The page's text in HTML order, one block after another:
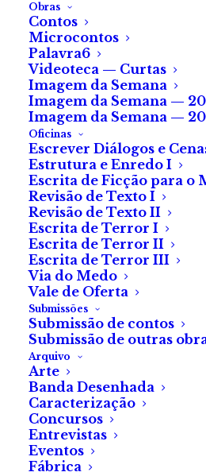
Obras
Contos
Microcontos
Palavra6
Videoteca — Curtas
Imagem da Semana
Imagem da Semana —
Imagem da Semana —
Oficinas
Escrever Diálogos e
Estrutura e Enredo I
Escrita de Ficção para o
Revisão de Texto I
Revisão de Texto II
Escrita de Terror I
Escrita de Terror II
Escrita de Terror III
Via do Medo
Vale de Oferta
Submissões
Submissão de contos
Submissão de outras
Arquivo
Arte
Banda Desenhada
Caracterização
Concursos
Entrevistas
Eventos
Fábrica
A Amendoeira
de Ricardo Alfaia
A amendoeira floria. Era
pétalas mostravam uma beleza
frio da tarde e um céu
áspero da árvore aconchegava
por uma corda sem escrúpulos.
salvador, de braços abertos e
galhos.
Faltavam-lhe as pálpebras.
um bisturi sem piedade. O
mas corria pelos lados e
escancarados uma visão clara.
mestre do escalpelo e uma
cadeira de palha. Era ela que
macabra.
Ordenou despelar o peito do